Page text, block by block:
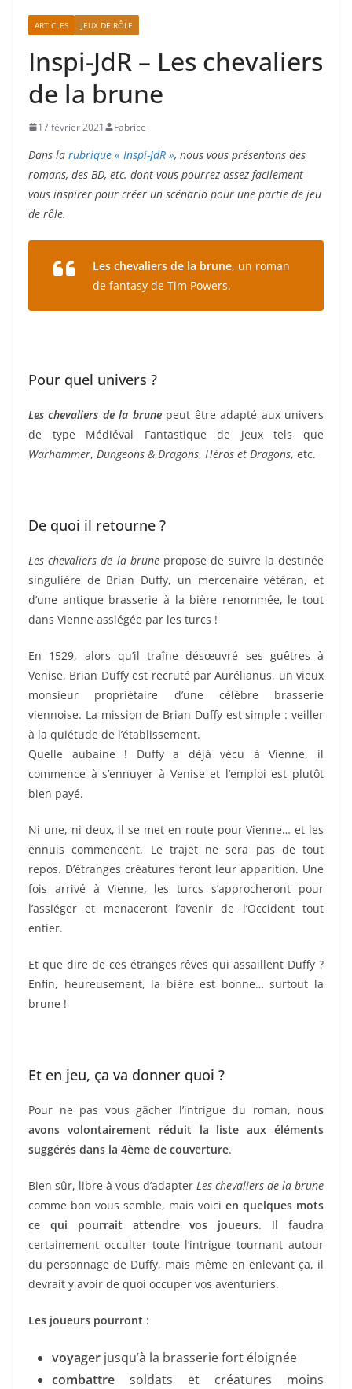
ARTICLES JEUX DE RÔLE
Inspi-JdR – Les chevaliers
de la brune
17 février 2021 Fabrice
Dans la rubrique « Inspi-JdR », nous vous présentons des
romans, des BD, etc. dont vous pourrez assez facilement
vous inspirer pour créer un scénario pour une partie de jeu
de rôle.
Les chevaliers de la brune, un roman
de fantasy de Tim Powers.
Pour quel univers ?
Les chevaliers de la brunepeut être adapté aux univers
de type Médiéval Fantastique de jeux tels que
Warhammer, Dungeons & Dragons, Héros et Dragons, etc.
De quoi il retourne ?
Les chevaliers de la brunepropose de suivre la destinée
singulière de Brian Duffy, un mercenaire vétéran, et
d’une antique brasserie à la bière renommée, le tout
dans Vienne assiégée par les turcs !
En 1529, alors qu’il traîne désœuvré ses guêtres à
Venise, Brian Duffy est recruté par Aurélianus, un vieux
monsieur propriétaire d’une célèbre brasserie
viennoise. La mission de Brian Duffy est simple : veiller
à la quiétude de l’établissement.
Quelle aubaine ! Duffy a déjà vécu à Vienne, il
commence à s’ennuyer à Venise et l’emploi est plutôt
bien payé.
Ni une, ni deux, il se met en route pour Vienne… et les
ennuis commencent. Le trajet ne sera pas de tout
repos. D’étranges créatures feront leur apparition. Une
fois arrivé à Vienne, les turcs s’approcheront pour
l’assiéger et menaceront l’avenir de l’Occident tout
entier.
Et que dire de ces étranges rêves qui assaillent Duffy ?
Enfin, heureusement, la bière est bonne… surtout la
brune !
Et en jeu, ça va donner quoi ?
Pour ne pas vous gâcher l’intrigue du roman, nous
avons volontairement réduit la liste aux éléments
suggérés dans la 4ème de couverture.
Bien sûr, libre à vous d’adapter Les chevaliers de la brune
comme bon vous semble, mais voici en quelques mots
ce qui pourrait attendre vos joueurs. Il faudra
certainement occulter toute l’intrigue tournant autour
du personnage de Duffy, mais même en enlevant ça, il
devrait y avoir de quoi occuper vos aventuriers.
Les joueurs pourront :
voyager jusqu’à la brasserie fort éloignée
combattre soldats et créatures moins